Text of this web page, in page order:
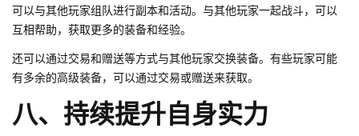
可以与其他玩家组队进行副本和活动。与其他玩家一起战斗，可以
互相帮助，获取更多的装备和经验。
还可以通过交易和赠送等方式与其他玩家交换装备。有些玩家可能
有多余的高级装备，可以通过交易或赠送来获取。
八、持续提升自身实力